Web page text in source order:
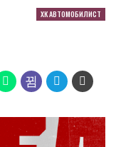
ХК АВТОМОБИЛИСТ